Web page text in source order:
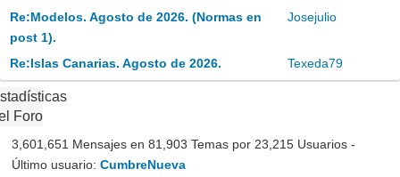
Re:Modelos. Agosto de 2026. (Normas en
post 1).
Josejulio
Re:Islas Canarias. Agosto de 2026. Texeda79
Foro
3,601,651 Mensajes en 81,903 Temas por 23,215 Usuarios -
Último usuario: CumbreNueva